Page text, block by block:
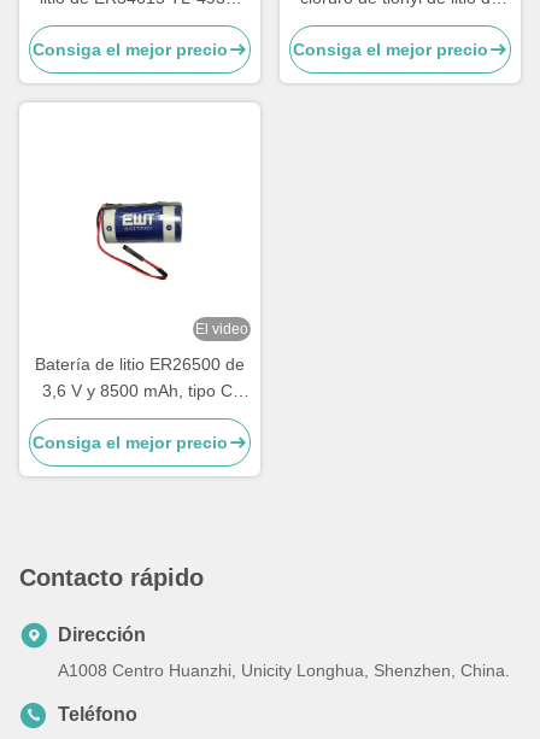
TL-5930, LS33600,
LS33600C, XL-200F, XL-
205F, SB-D01, SB-D02, PT-
2300
Consiga el mejor precio
4800 mAh
Consiga el mejor precio
El video
Batería de litio ER26500 de
3,6 V y 8500 mAh, tipo C,
para dispositivos IoT y
medidores industriales
Consiga el mejor precio
Contacto rápido
Dirección
A1008 Centro Huanzhi, Unicity Longhua, Shenzhen, China.
Teléfono